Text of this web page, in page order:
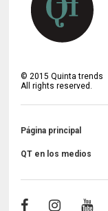
© 2015 Quinta trends
All rights reserved.
Página principal
QT en los medios